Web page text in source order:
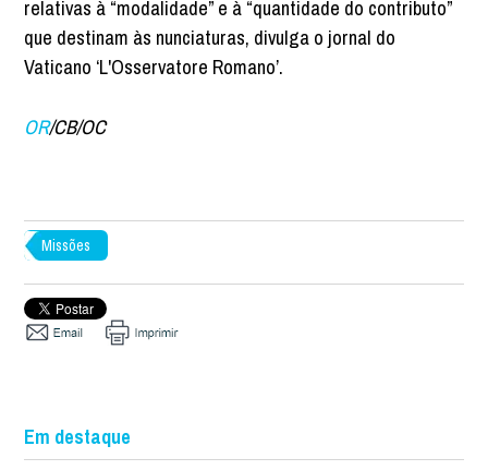
relativas à “modalidade” e à “quantidade do contributo”
que destinam às nunciaturas, divulga o jornal do
Vaticano ‘L'Osservatore Romano’.
OR/CB/OC
Missões
Em destaque